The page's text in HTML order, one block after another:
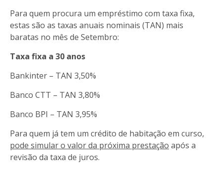
Para quem procura um empréstimo com taxa fixa,
estas são as taxas anuais nominais (TAN) mais
baratas no mês de Setembro:
Taxa fixa a 30 anos
Bankinter – TAN 3,50%
Banco CTT – TAN 3,80%
Banco BPI – TAN 3,95%
Para quem já tem um crédito de habitação em curso,
pode simular o valor da próxima prestação após a
revisão da taxa de juros.